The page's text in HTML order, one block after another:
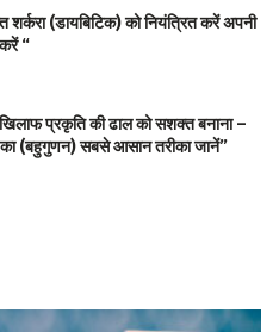
शर्करा (डायबिटिक) को नियंत्रित करें अपनी
“
खिलाफ प्रकृति की ढाल को सशक्त बनाना –
का (बहुगुणन) सबसे आसान तरीका जानें”